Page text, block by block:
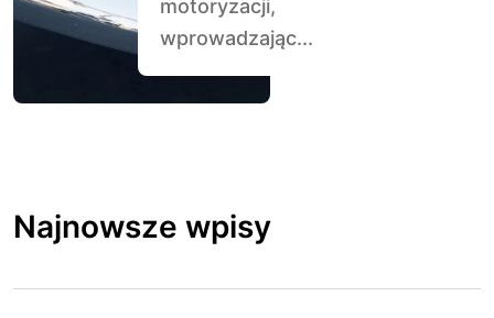
motoryzacji,
wprowadzając...
Najnowsze wpisy